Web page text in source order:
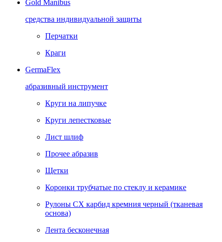
Gold Manibus
средства индивидуальной защиты
Перчатки
Краги
GermaFlex
абразивный инструмент
Круги на липучке
Круги лепестковые
Лист шлиф
Прочее абразив
Щетки
Коронки трубчатые по стеклу и керамике
Рулоны CX карбид кремния черный (тканевая
основа)
Лента бесконечная